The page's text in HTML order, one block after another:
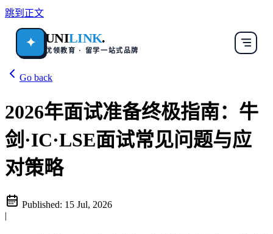
跳到正文
✦ UNILINK.
优领教育 · 留学一站式品牌
Go back
2026年面试准备终极指南：牛
剑·IC·LSE面试常见问题与应
对策略
Published: 15 Jul, 2026
|